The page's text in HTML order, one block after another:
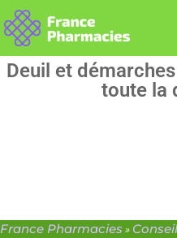
Deuil et
toute la
France Pharmacies »